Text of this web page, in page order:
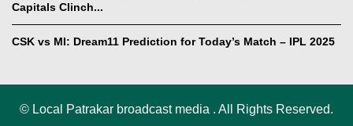
Capitals Clinch...
CSK vs MI: Dream11 Prediction for Today’s Match – IPL 2025
© Local Patrakar broadcast media . All Rights Reserved.